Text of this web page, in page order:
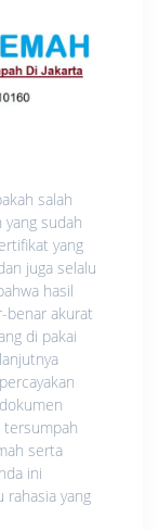
salah
sudah
yang
juga selalu
hasil
benar akurat
di pakai
tersumpah
serta
ini
rahasia yang